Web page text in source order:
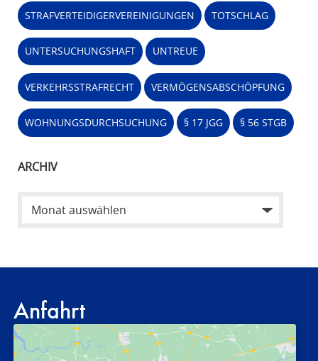
STRAFVERTEIDIGERVEREINIGUNGEN TOTSCHLAG
UNTERSUCHUNGSHAFT UNTREUE
VERKEHRSSTRAFRECHT VERMÖGENSABSCHÖPFUNG
WOHNUNGSDURCHSUCHUNG § 17 JGG § 56 STGB
ARCHIV
Anfahrt